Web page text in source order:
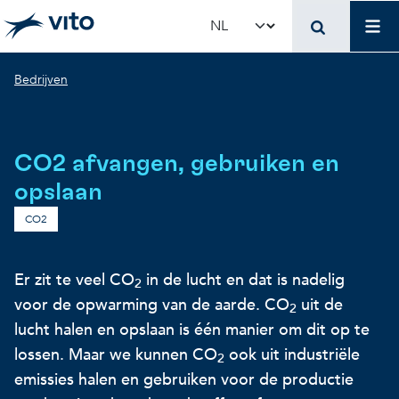
Skip to main content
Select your language
Licenties en spin-offs
VITO4STARTERS
Voorbeeldprojecten
Nieuws en updates
Onze projecten
Wetenschappelijke
Breadcrumb
Bedrijven
CO2 afvangen, gebruiken en
opslaan
CO2
Er zit te veel CO2 in de lucht en dat is nadelig
voor de opwarming van de aarde. CO2 uit de
lucht halen en opslaan is één manier om dit op te
lossen. Maar we kunnen CO2 ook uit industriële
emissies halen en gebruiken voor de productie